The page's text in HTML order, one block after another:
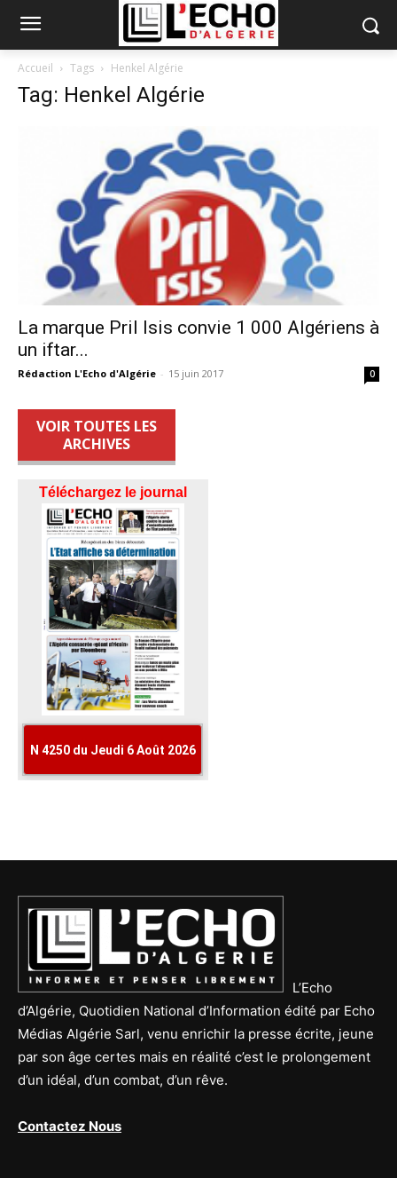
Accueil Tags Henkel Algérie
Tag: Henkel Algérie
La marque Pril Isis convie 1 000 Algériens à
un iftar...
Rédaction L'Echo d'Algérie - 15 juin 2017 0
VOIR TOUTES LES
ARCHIVES
L’Echo
d’Algérie, Quotidien National d’Information édité par Echo
Médias Algérie Sarl, venu enrichir la presse écrite, jeune
par son âge certes mais en réalité c’est le prolongement
d’un idéal, d’un combat, d’un rêve.
Contactez Nous